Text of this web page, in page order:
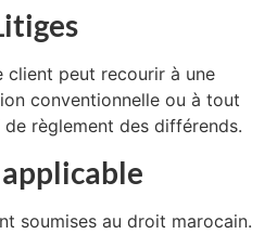
client peut recourir à une
conventionnelle ou à tout
règlement des différends.
soumises au droit marocain.